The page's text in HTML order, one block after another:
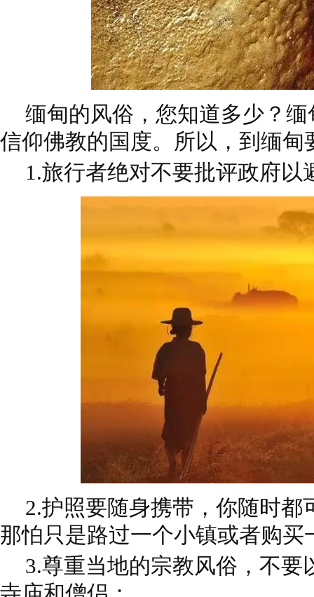
缅甸的风俗，您知道多少？
信仰佛教的国度。所以，到缅甸
1.旅行者绝对不要批评政府以
2.护照要随身携带，你随时都
那怕只是路过一个小镇或者购买
3.尊重当地的宗教风俗，不要